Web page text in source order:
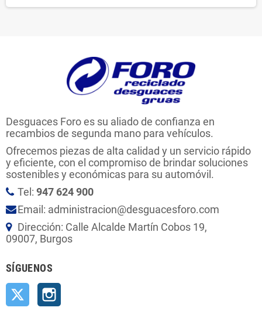
Desguaces Foro es su aliado de confianza en
recambios de segunda mano para vehículos.
Ofrecemos piezas de alta calidad y un servicio rápido
y eficiente, con el compromiso de brindar soluciones
sostenibles y económicas para su automóvil.
Tel: 947 624 900
Email: administracion@desguacesforo.com
Dirección: Calle Alcalde Martín Cobos 19,
09007, Burgos
SÍGUENOS
Twitter